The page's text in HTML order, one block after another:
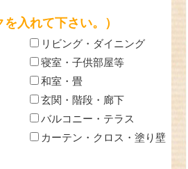
入れて下さい。）
リビング・ダイニング
寝室・子供部屋等
和室・畳
玄関・階段・廊下
バルコニー・テラス
カーテン・クロス・塗り壁